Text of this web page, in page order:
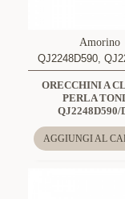
Amorino
QJ2248D590,
ORECCHINI A
PERLA
QJ2248D590/
AGGIUNGI AL